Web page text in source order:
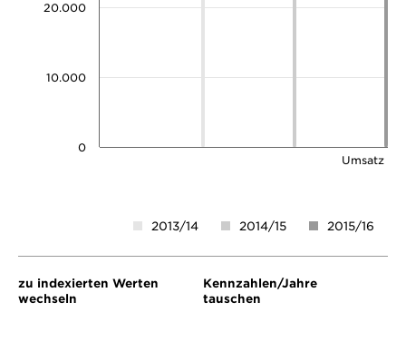
Kennzahlen/Jahre
tauschen
zu indexierten Werten
wechseln
2013/14 2014/15 2015/16
Umsatz
0
10.000
20.000